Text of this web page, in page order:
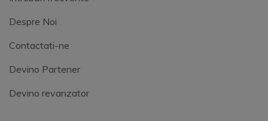
Despre Noi
Contactati-ne
Devino Partener
Devino revanzator